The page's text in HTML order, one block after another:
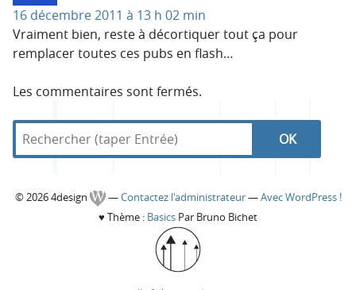
16 décembre 2011 à 13 h 02 min
Vraiment bien, reste à décortiquer tout ça pour
remplacer toutes ces pubs en flash…
Les commentaires sont fermés.
R
R
e
d
4
C
© 2026 4design —Contactez l'administrateur—Avec WordPress !
♥ Thème : Basics Par Bruno Bichet